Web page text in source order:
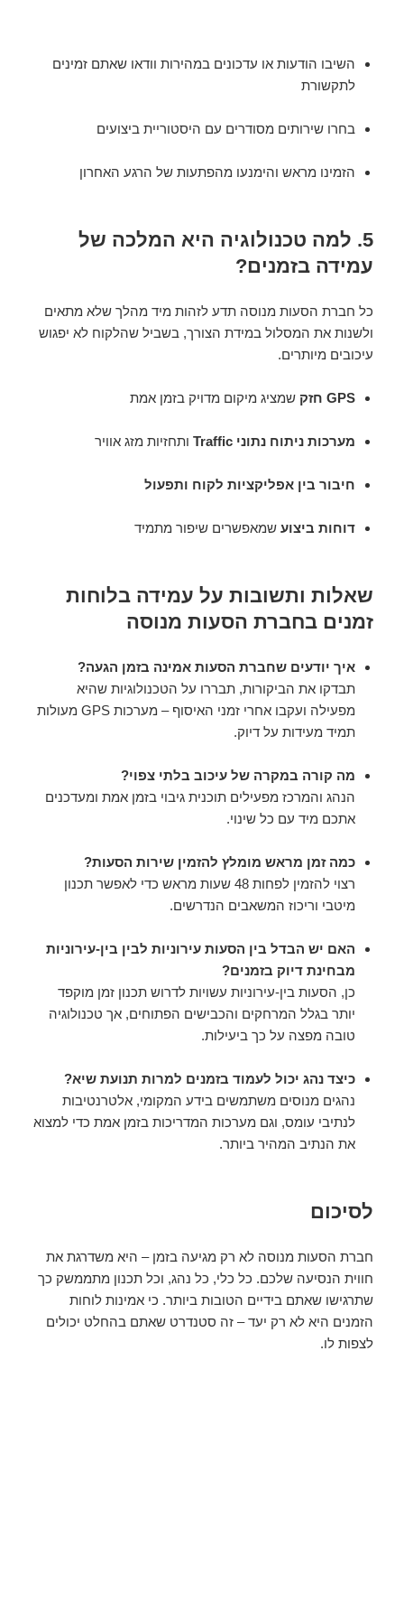
השיבו הודעות או עדכונים במהירות וודאו שאתם זמינים
לתקשורת
בחרו שירותים מסודרים עם היסטוריית ביצועים
הזמינו מראש והימנעו מהפתעות של הרגע האחרון
5. למה טכנולוגיה היא המלכה של
עמידה בזמנים?
כל חברת הסעות מנוסה תדע לזהות מיד מהלך שלא מתאים
ולשנות את המסלול במידת הצורך, בשביל שהלקוח לא יפגוש
עיכובים מיותרים.
GPS חזק שמציג מיקום מדויק בזמן אמת
מערכות ניתוח נתוני Traffic ותחזיות מזג אוויר
חיבור בין אפליקציות לקוח ותפעול
דוחות ביצוע שמאפשרים שיפור מתמיד
שאלות ותשובות על עמידה בלוחות
זמנים בחברת הסעות מנוסה
איך יודעים שחברת הסעות אמינה בזמן הגעה?
תבדקו את הביקורות, תבררו על הטכנולוגיות שהיא
מפעילה ועקבו אחרי זמני האיסוף – מערכות GPS מעולות
תמיד מעידות על דיוק.
מה קורה במקרה של עיכוב בלתי צפוי?
הנהג והמרכז מפעילים תוכנית גיבוי בזמן אמת ומעדכנים
אתכם מיד עם כל שינוי.
כמה זמן מראש מומלץ להזמין שירות הסעות?
רצוי להזמין לפחות 48 שעות מראש כדי לאפשר תכנון
מיטבי וריכוז המשאבים הנדרשים.
האם יש הבדל בין הסעות עירוניות לבין בין-עירוניות
מבחינת דיוק בזמנים?
כן, הסעות בין-עירוניות עשויות לדרוש תכנון זמן מוקפד
יותר בגלל המרחקים והכבישים הפתוחים, אך טכנולוגיה
טובה מפצה על כך ביעילות.
כיצד נהג יכול לעמוד בזמנים למרות תנועת שיא?
נהגים מנוסים משתמשים בידע המקומי, אלטרנטיבות
לנתיבי עומס, וגם מערכות המדריכות בזמן אמת כדי למצוא
את הנתיב המהיר ביותר.
לסיכום
חברת הסעות מנוסה לא רק מגיעה בזמן – היא משדרגת את
חווית הנסיעה שלכם. כל כלי, כל נהג, וכל תכנון מתממשק כך
שתרגישו שאתם בידיים הטובות ביותר. כי אמינות לוחות
הזמנים היא לא רק יעד – זה סטנדרט שאתם בהחלט יכולים
לצפות לו.